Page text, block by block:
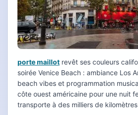
porte maillot revêt ses couleurs
soirée Venice Beach : ambiance Los
beach vibes et programmation
côte ouest américaine pour une nuit
transporte à des milliers de